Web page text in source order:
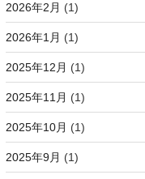
2026年2月 (1)
2026年1月 (1)
2025年12月 (1)
2025年11月 (1)
2025年10月 (1)
2025年9月 (1)